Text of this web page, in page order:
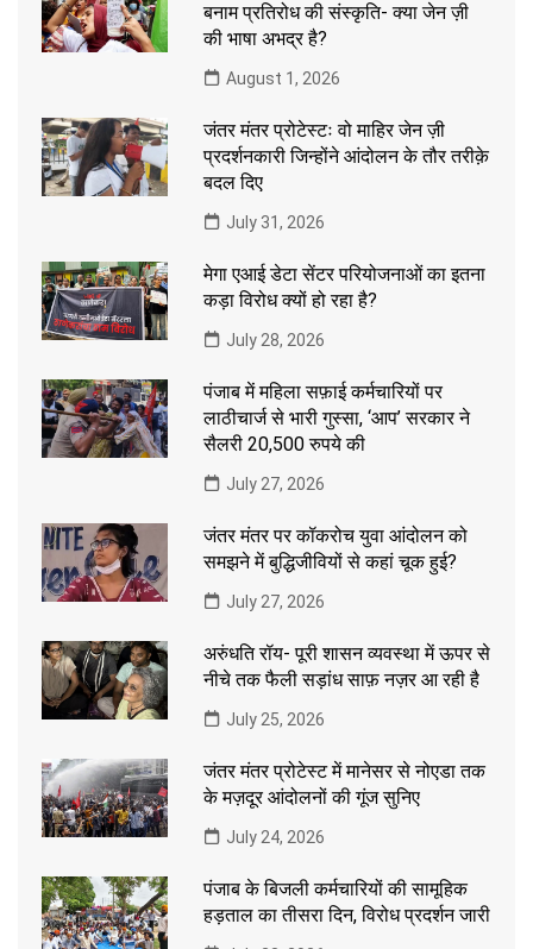
बनाम प्रतिरोध की संस्कृति- क्या जेन ज़ी
की भाषा अभद्र है?
August 1, 2026
जंतर मंतर प्रोटेस्टः वो माहिर जेन ज़ी
प्रदर्शनकारी जिन्होंने आंदोलन के तौर तरीक़े
बदल दिए
July 31, 2026
मेगा एआई डेटा सेंटर परियोजनाओं का इतना
कड़ा विरोध क्यों हो रहा है?
July 28, 2026
पंजाब में महिला सफ़ाई कर्मचारियों पर
लाठीचार्ज से भारी गुस्सा, ‘आप’ सरकार ने
सैलरी 20,500 रुपये की
July 27, 2026
जंतर मंतर पर कॉकरोच युवा आंदोलन को
समझने में बुद्धिजीवियों से कहां चूक हुई?
July 27, 2026
अरुंधति रॉय- पूरी शासन व्यवस्था में ऊपर से
नीचे तक फैली सड़ांध साफ़ नज़र आ रही है
July 25, 2026
जंतर मंतर प्रोटेस्ट में मानेसर से नोएडा तक
के मज़दूर आंदोलनों की गूंज सुनिए
July 24, 2026
पंजाब के बिजली कर्मचारियों की सामूहिक
हड़ताल का तीसरा दिन, विरोध प्रदर्शन जारी